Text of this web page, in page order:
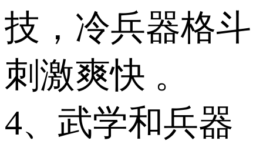
技，冷兵器格斗
刺激爽快 。
4、武学和兵器